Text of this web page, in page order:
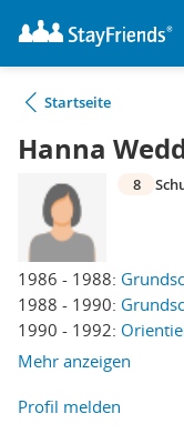
Startseite
Hanna
1986 - 1988:
1988 - 1990:
1990 - 1992:
Mehr anzeigen
8
Profil melden